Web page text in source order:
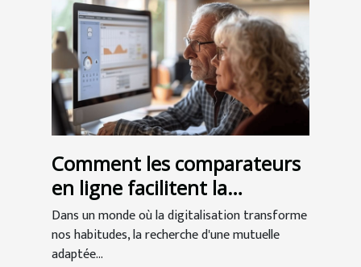
Comment les comparateurs
en ligne facilitent la
recherche de mutuelles
seniors
Dans un monde où la digitalisation transforme
nos habitudes, la recherche d'une mutuelle
adaptée...